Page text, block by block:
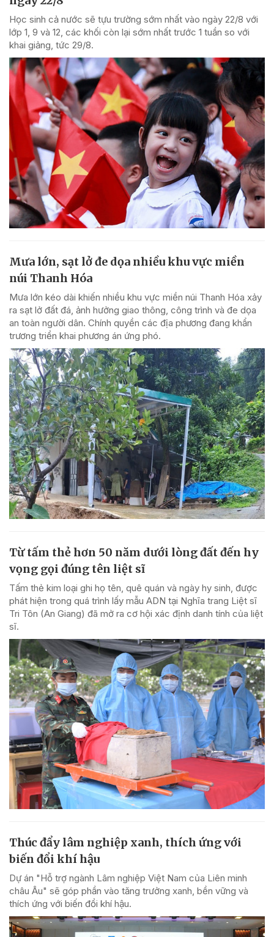
Học sinh cả nước sẽ tựu trường sớm nhất vào ngày 22/8 với
lớp 1, 9 và 12, các khối còn lại sớm nhất trước 1 tuần so với
khai giảng, tức 29/8.
Mưa lớn, sạt lở đe dọa nhiều khu vực miền
núi Thanh Hóa
Mưa lớn kéo dài khiến nhiều khu vực miền núi Thanh Hóa xảy
ra sạt lở đất đá, ảnh hưởng giao thông, công trình và đe dọa
an toàn người dân. Chính quyền các địa phương đang khẩn
trương triển khai phương án ứng phó.
Từ tấm thẻ hơn 50 năm dưới lòng đất đến hy
vọng gọi đúng tên liệt sĩ
Tấm thẻ kim loại ghi họ tên, quê quán và ngày hy sinh, được
phát hiện trong quá trình lấy mẫu ADN tại Nghĩa trang Liệt sĩ
Tri Tôn (An Giang) đã mở ra cơ hội xác định danh tính của liệt
sĩ.
Thúc đẩy lâm nghiệp xanh, thích ứng với
biến đổi khí hậu
Dự án "Hỗ trợ ngành Lâm nghiệp Việt Nam của Liên minh
châu Âu" sẽ góp phần vào tăng trưởng xanh, bền vững và
thích ứng với biến đổi khí hậu.